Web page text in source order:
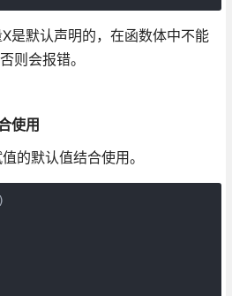
是默认声明的，在函数体中不能
则会报错。
使用
的默认值结合使用。